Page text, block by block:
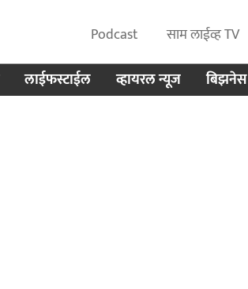
Podcast साम लाईव्ह TV
लाईफस्टाईल व्हायरल न्यूज बिझनेस